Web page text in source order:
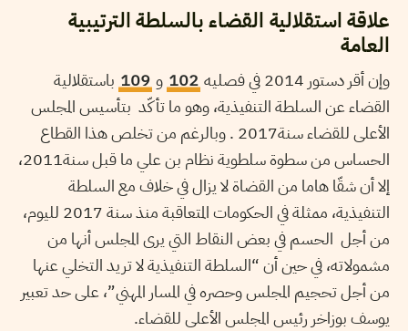
علاقة استقلالية القضاء بالسلطة الترتيبية
العامة
وإن أقر دستور 2014 في فصليه 102 و 109 باستقلالية
القضاء عن السلطة التنفيذية، وهو ما تأكّد بتأسيس المجلس
الأعلى للقضاء سنة2017 . وبالرغم من تخلص هذا القطاع
الحساس من سطوة سلطوية نظام بن علي ما قبل سنة2011،
إلا أن شقّا هاما من القضاة لا يزال في خلاف مع السلطة
التنفيذية، ممثلة في الحكومات المتعاقبة منذ سنة 2017 لليوم،
من أجل الحسم في بعض النقاط التي يرى المجلس أنها من
مشمولاته، في حين أن “السلطة التنفيذية لا تريد التخلي عنها
من أجل تحجيم المجلس وحصره في المسار المهني”، على حد تعبير
يوسف بوزاخر رئيس المجلس الأعلى للقضاء.